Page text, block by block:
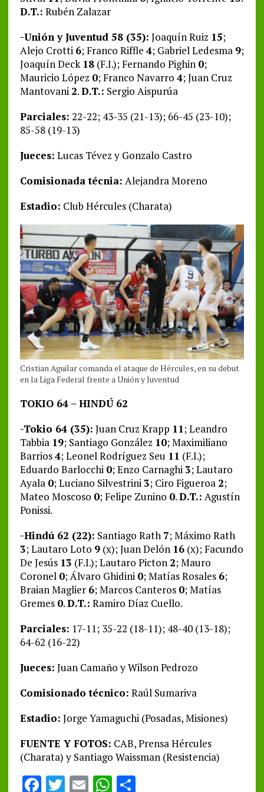
D.T.: Rubén Zalazar
-Unión y Juventud 58 (35): Joaquín Ruiz 15;
Alejo Crotti 6; Franco Riffle 4; Gabriel Ledesma 9;
Joaquín Deck 18(F.I.); Fernando Pighin 0;
Mauricio López 0; Franco Navarro 4; Juan Cruz
Mantovani 2.D.T.: Sergio Aispurúa
Parciales: 22-22; 43-35 (21-13); 66-45 (23-10);
85-58 (19-13)
Jueces: Lucas Tévez y Gonzalo Castro
Comisionada técnia: Alejandra Moreno
Estadio: Club Hércules (Charata)
Cristian Aguilar comanda el ataque de Hércules, en su debut
en la Liga Federal frente a Unión y Juventud
TOKIO 64 – HINDÚ 62
-Tokio 64 (35): Juan Cruz Krapp 11; Leandro
Tabbia 19; Santiago González 10; Maximiliano
Barrios4; Leonel Rodríguez Seu 11 (F.I.);
Eduardo Barlocchi 0; Enzo Carnaghi3; Lautaro
Ayala 0; Luciano Silvestrini3; Ciro Figueroa 2;
Mateo Moscoso 0; Felipe Zunino 0.D.T.: Agustín
Ponissi.
-Hindú 62 (22): Santiago Rath 7; Máximo Rath
3; Lautaro Loto 9(x); Juan Delón 16(x); Facundo
De Jesús 13 (F.I.); Lautaro Picton 2; Mauro
Coronel 0; Álvaro Ghidini 0; Matías Rosales 6;
Braian Maglier 6; Marcos Canteros 0; Matías
Gremes 0.D.T.: Ramiro Díaz Cuello.
Parciales: 17-11; 35-22 (18-11); 48-40 (13-18);
64-62 (16-22)
Jueces: Juan Camaño y Wilson Pedrozo
Comisionado técnico: Raúl Sumariva
Estadio: Jorge Yamaguchi (Posadas, Misiones)
FUENTE Y FOTOS: CAB, Prensa Hércules
(Charata) y Santiago Waissman (Resistencia)
F T E WS